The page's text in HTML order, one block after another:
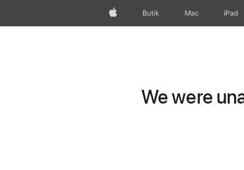
AppleButik Mac iPad
We were